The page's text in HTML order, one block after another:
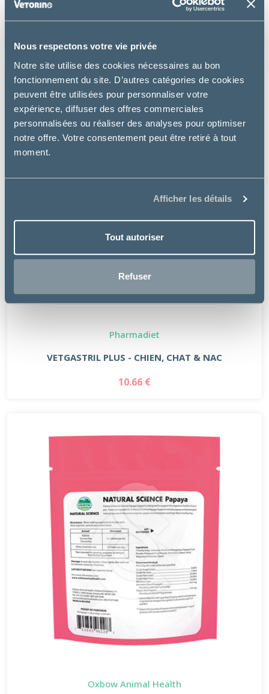
Nous respectons votre vie privée
Notre site utilise des cookies nécessaires au bon
fonctionnement du site. D’autres catégories de cookies
peuvent être utilisées pour personnaliser votre
expérience, diffuser des offres commerciales
personnalisées ou réaliser des analyses pour optimiser
notre offre. Votre consentement peut être retiré à tout
moment.
Afficher les détails
Tout autoriser
Refuser
Pharmadiet
VETGASTRIL PLUS - CHIEN, CHAT & NAC
10.66 €
Oxbow Animal Health